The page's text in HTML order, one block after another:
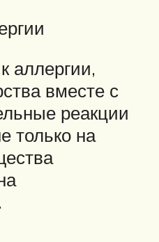
аллергии,
вместе с
реакции
только на